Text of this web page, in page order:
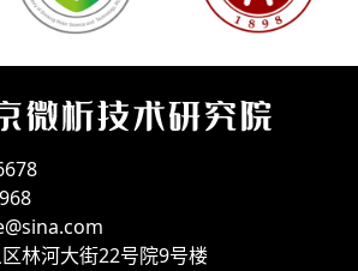
林河大街22号院9号楼